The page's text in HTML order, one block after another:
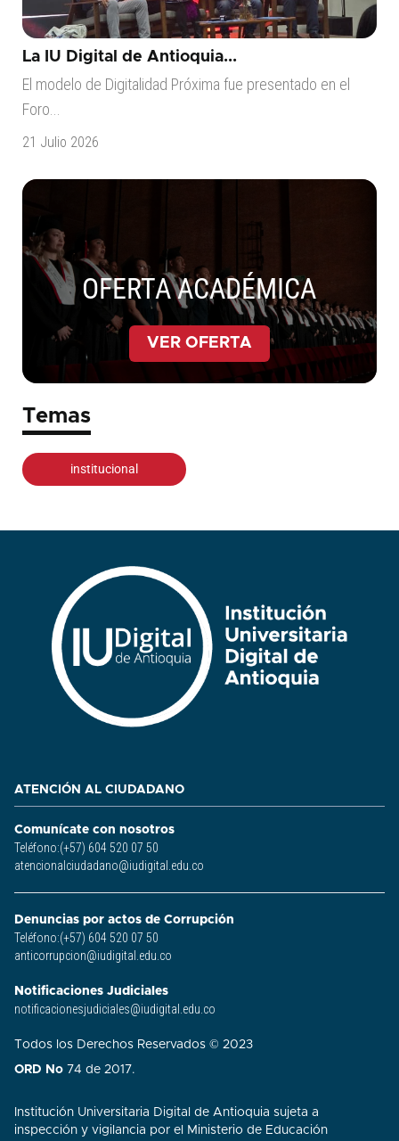
La IU Digital de Antioquia...
El modelo de Digitalidad Próxima fue presentado en el
Foro...
21 Julio 2026
OFERTA ACADÉMICA
VER OFERTA
Temas
institucional
ATENCIÓN AL CIUDADANO
Comunícate con nosotros
Teléfono:(+57) 604 520 07 50
atencionalciudadano@iudigital.edu.co
Denuncias por actos de Corrupción
Teléfono:(+57) 604 520 07 50
anticorrupcion@iudigital.edu.co
Notificaciones Judiciales
notificacionesjudiciales@iudigital.edu.co
Todos los Derechos Reservados © 2023
ORD No 74 de 2017.
Institución Universitaria Digital de Antioquia sujeta a
inspección y vigilancia por el Ministerio de Educación